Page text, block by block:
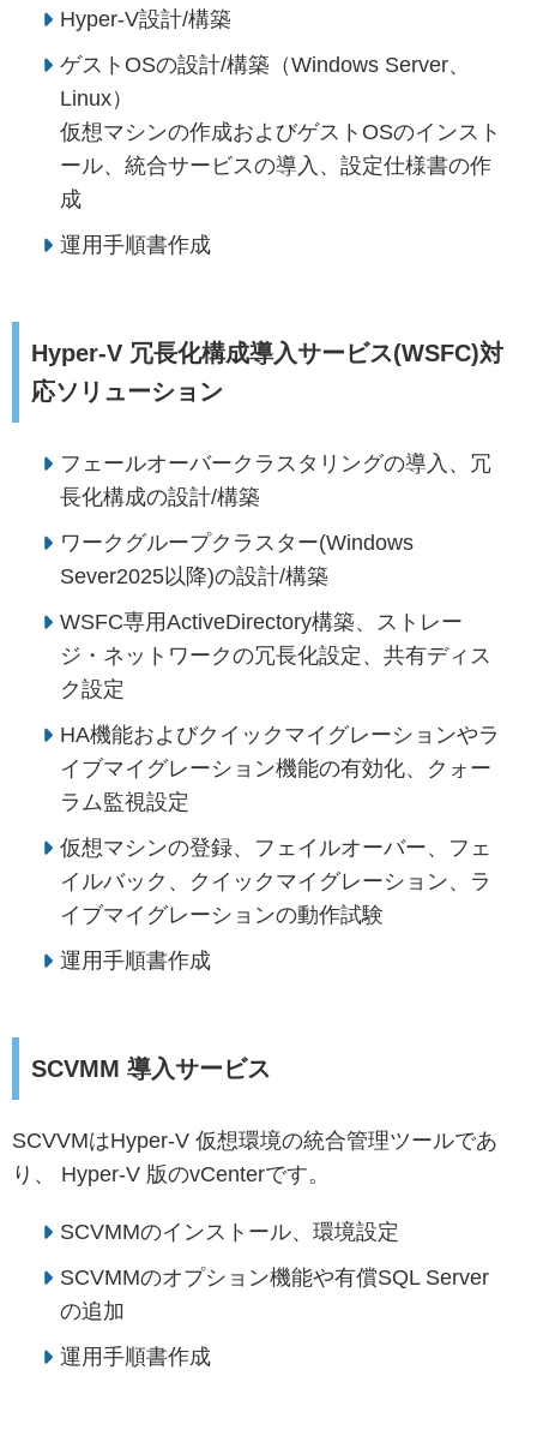
Hyper-V設計/構築
ゲストOSの設計/構築（Windows Server、
Linux）
仮想マシンの作成およびゲストOSのインスト
ール、統合サービスの導入、設定仕様書の作
成
運用手順書作成
Hyper-V 冗長化構成導入サービス(WSFC)対
応ソリューション
フェールオーバークラスタリングの導入、冗
長化構成の設計/構築
ワークグループクラスター(Windows
Sever2025以降)の設計/構築
WSFC専用ActiveDirectory構築、ストレー
ジ・ネットワークの冗長化設定、共有ディス
ク設定
HA機能およびクイックマイグレーションやラ
イブマイグレーション機能の有効化、クォー
ラム監視設定
仮想マシンの登録、フェイルオーバー、フェ
イルバック、クイックマイグレーション、ラ
イブマイグレーションの動作試験
運用手順書作成
SCVMM 導入サービス
SCVVMはHyper-V 仮想環境の統合管理ツールであ
り、 Hyper-V 版のvCenterです。
SCVMMのインストール、環境設定
SCVMMのオプション機能や有償SQL Server
の追加
運用手順書作成